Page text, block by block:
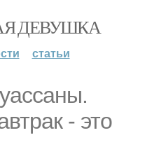
ДЕВУШКА
статьи
- это